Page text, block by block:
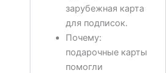
зарубежная карта
для подписок.
Почему:
подарочные карты
помогли